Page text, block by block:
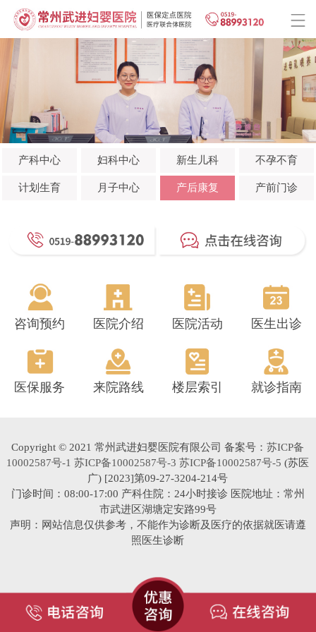
产科中心 妇科中心 新生儿科 不孕不育
计划生育 月子中心 产后康复 产前门诊
咨询预约 医院介绍 医院活动 医生出诊
医保服务 来院路线 楼层索引 就诊指南
Copyright © 2021 常州武进妇婴医院有限公司 备案号：苏ICP备
10002587号-1 苏ICP备10002587号-3 苏ICP备10002587号-5 (苏医
广) [2023]第09-27-3204-214号
门诊时间：08:00-17:00 产科住院：24小时接诊 医院地址：常州
市武进区湖塘定安路99号
声明：网站信息仅供参考，不能作为诊断及医疗的依据就医请遵
照医生诊断